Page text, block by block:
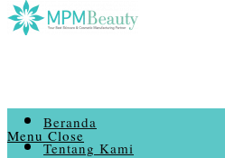
Menu Close
Beranda
Tentang Kami